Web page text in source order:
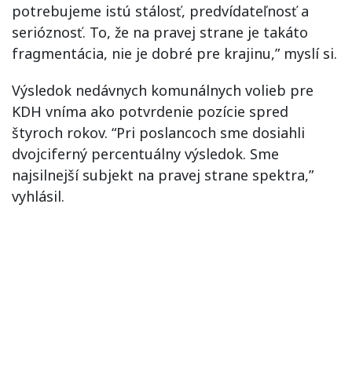
potrebujeme istú stálosť, predvídateľnosť a
serióznosť. To, že na pravej strane je takáto
fragmentácia, nie je dobré pre krajinu,” myslí si.
Výsledok nedávnych komunálnych volieb pre
KDH vníma ako potvrdenie pozície spred
štyroch rokov. “Pri poslancoch sme dosiahli
dvojciferný percentuálny výsledok. Sme
najsilnejší subjekt na pravej strane spektra,”
vyhlásil.